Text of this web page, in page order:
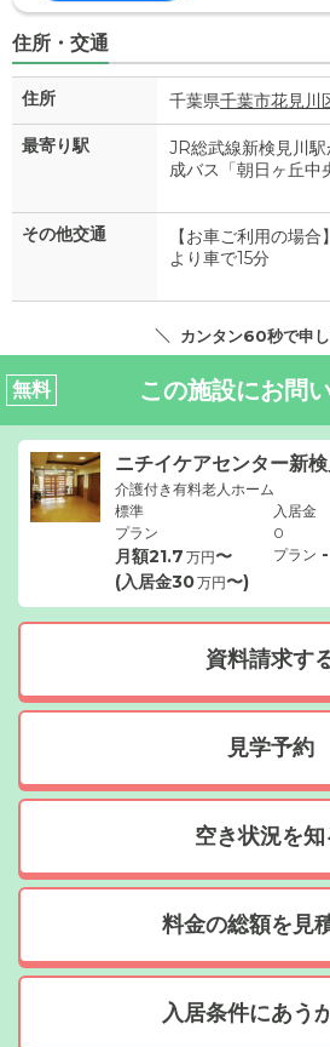
住所・交通
住所 千葉県千葉市花見川
最寄り駅
JR総武線新検見川
成バス「朝日ヶ丘中
その他交通
【お車ご利用の場
より車で15分
カンタン60秒で申
無料 この施設にお問
ニチイケアセンター新検
介護付き有料老人ホーム
標準
プラン
月額21.7 万円〜
(入居金30万円〜)
入居金
0
プラン -
資料請求す
見学予約
空き状況を知
料金の総額を見
入居条件にあう